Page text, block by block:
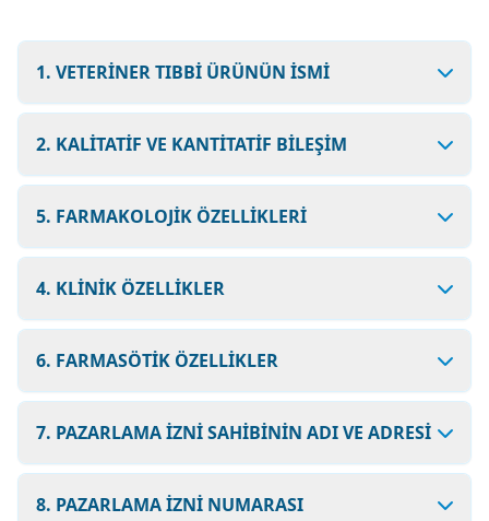
1. VETERİNER TIBBİ ÜRÜNÜN İSMİ
2. KALİTATİF VE KANTİTATİF BİLEŞİM
5. FARMAKOLOJİK ÖZELLİKLERİ
4. KLİNİK ÖZELLİKLER
6. FARMASÖTİK ÖZELLİKLER
7. PAZARLAMA İZNİ SAHİBİNİN ADI VE ADRESİ
8. PAZARLAMA İZNİ NUMARASI